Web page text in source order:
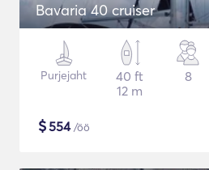
Bavaria 40 cruiser
Purjejaht
40 ft
12 m
8
$554/öö